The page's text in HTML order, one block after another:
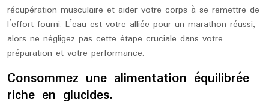
récupération musculaire et aider votre corps à se remettre de
l’effort fourni. L’eau est votre alliée pour un marathon réussi,
alors ne négligez pas cette étape cruciale dans votre
préparation et votre performance.
Consommez une alimentation équilibrée
riche en glucides.